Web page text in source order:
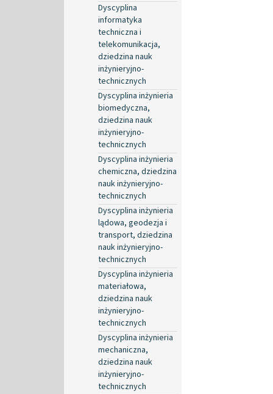
Dyscyplina
informatyka
techniczna i
telekomunikacja,
dziedzina nauk
inżynieryjno-
technicznych
Dyscyplina inżynieria
biomedyczna,
dziedzina nauk
inżynieryjno-
technicznych
Dyscyplina inżynieria
chemiczna, dziedzina
nauk inżynieryjno-
technicznych
Dyscyplina inżynieria
lądowa, geodezja i
transport, dziedzina
nauk inżynieryjno-
technicznych
Dyscyplina inżynieria
materiałowa,
dziedzina nauk
inżynieryjno-
technicznych
Dyscyplina inżynieria
mechaniczna,
dziedzina nauk
inżynieryjno-
technicznych